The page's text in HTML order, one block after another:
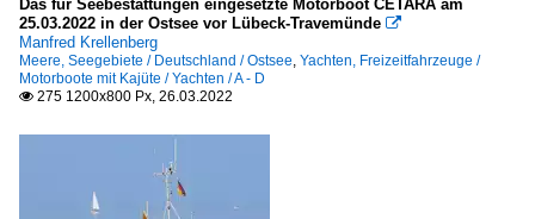
Das für Seebestattungen eingesetzte Motorboot CETARA am
25.03.2022 in der Ostsee vor Lübeck-Travemünde 
Manfred Krellenberg
Meere, Seegebiete / Deutschland / Ostsee, Yachten, Freizeitfahrzeuge /
Motorboote mit Kajüte / Yachten / A - D
 275 1200x800 Px, 26.03.2022